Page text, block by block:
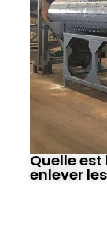
Quelle
enlever